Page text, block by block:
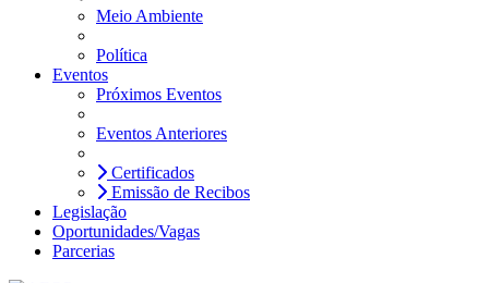
Meio Ambiente
Política
Eventos
Próximos Eventos
Eventos Anteriores
Certificados
Emissão de Recibos
Legislação
Oportunidades/Vagas
Parcerias